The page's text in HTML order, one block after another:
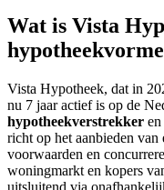
Wat is Vista
Vista Hypotheek, dat in
nu 7 jaar actief is op de
hypotheekverstrekker
richt op het aanbieden
voorwaarden en
woningmarkt en kopers
uitsluitend via